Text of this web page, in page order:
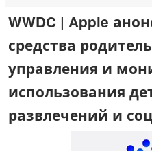
WWDC | Apple
средства
управления и
использования
развлечений и